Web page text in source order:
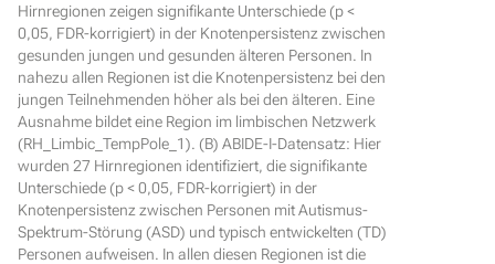
Hirnregionen zeigen signifikante Unterschiede (p <
0,05, FDR-korrigiert) in der Knotenpersistenz zwischen
gesunden jungen und gesunden älteren Personen. In
nahezu allen Regionen ist die Knotenpersistenz bei den
jungen Teilnehmenden höher als bei den älteren. Eine
Ausnahme bildet eine Region im limbischen Netzwerk
(RH_Limbic_TempPole_1). (B) ABIDE-I-Datensatz: Hier
wurden 27 Hirnregionen identifiziert, die signifikante
Unterschiede (p < 0,05, FDR-korrigiert) in der
Knotenpersistenz zwischen Personen mit Autismus-
Spektrum-Störung (ASD) und typisch entwickelten (TD)
Personen aufweisen. In allen diesen Regionen ist die